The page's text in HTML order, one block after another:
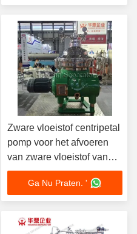
centrifuge
Zware vloeistof centripetal
pomp voor het afvoeren
van zware vloeistof van
onze schijf olie separator
Ga Nu Praten. '